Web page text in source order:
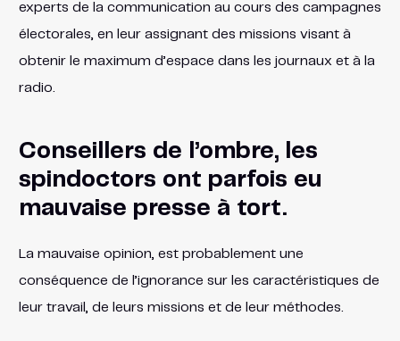
experts de la communication au cours des campagnes
électorales, en leur assignant des missions visant à
obtenir le maximum d’espace dans les journaux et à la
radio.
Conseillers de l’ombre, les
spindoctors ont parfois eu
mauvaise presse à tort.
La mauvaise opinion, est probablement une
conséquence de l’ignorance sur les caractéristiques de
leur travail, de leurs missions et de leur méthodes.